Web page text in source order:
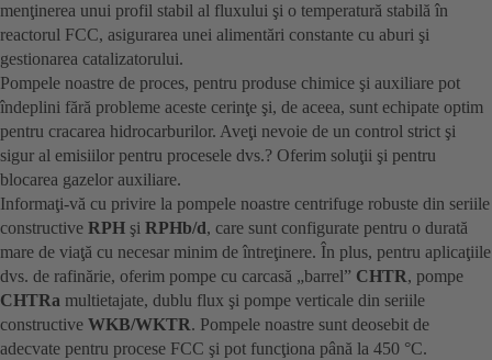
menţinerea unui profil stabil al fluxului şi o temperatură stabilă în
reactorul FCC, asigurarea unei alimentări constante cu aburi şi
gestionarea catalizatorului.
Pompele noastre de proces, pentru produse chimice şi auxiliare pot
îndeplini fără probleme aceste cerinţe şi, de aceea, sunt echipate optim
pentru cracarea hidrocarburilor. Aveţi nevoie de un control strict şi
sigur al emisiilor pentru procesele dvs.? Oferim soluţii şi pentru
blocarea gazelor auxiliare.
Informaţi-vă cu privire la pompele noastre centrifuge robuste din seriile
constructive RPH şi RPHb/d, care sunt configurate pentru o durată
mare de viaţă cu necesar minim de întreţinere. În plus, pentru aplicaţiile
dvs. de rafinărie, oferim pompe cu carcasă „barrel” CHTR, pompe
CHTRa multietajate, dublu flux şi pompe verticale din seriile
constructive WKB/WKTR. Pompele noastre sunt deosebit de
adecvate pentru procese FCC şi pot funcţiona până la 450 °C.